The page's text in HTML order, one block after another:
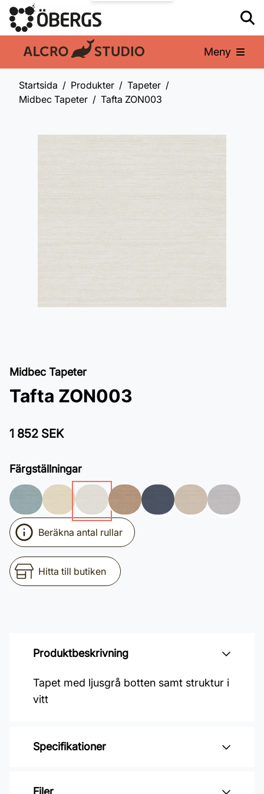
En del av: Meny
Startsida Produkter
Tapeter
Midbec Tapeter
Tafta ZON003
Midbec Tapeter
Tafta ZON003
1 852 SEK
Färgställningar
Beräkna antal rullar
Hitta till butiken
Produktbeskrivning
Tapet med ljusgrå botten samt struktur i
vitt
Specifikationer
Varumärke: Midbec Tapeter
Filer